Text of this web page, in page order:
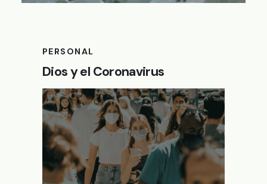
PERSONAL
Dios y el Coronavirus